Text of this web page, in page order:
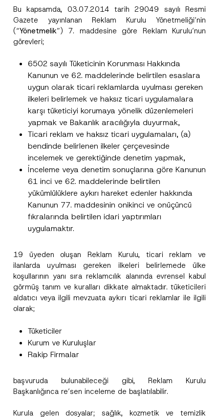
Bu kapsamda, 03.07.2014 tarih 29049 sayılı Resmi
Gazete yayınlanan Reklam Kurulu Yönetmeliği’nin
(“Yönetmelik”) 7. maddesine göre Reklam Kurulu’nun
görevleri;
6502 sayılı Tüketicinin Korunması Hakkında
Kanunun ve 62. maddelerinde belirtilen esaslara
uygun olarak ticari reklamlarda uyulması gereken
ilkeleri belirlemek ve haksız ticari uygulamalara
karşı tüketiciyi korumaya yönelik düzenlemeleri
yapmak ve Bakanlık aracılığıyla duyurmak,
Ticari reklam ve haksız ticari uygulamaları, (a)
bendinde belirlenen ilkeler çerçevesinde
incelemek ve gerektiğinde denetim yapmak,
İnceleme veya denetim sonuçlarına göre Kanunun
61 inci ve 62. maddelerinde belirtilen
yükümlülüklere aykırı hareket edenler hakkında
Kanunun 77. maddesinin onikinci ve onüçüncü
fıkralarında belirtilen idari yaptırımları
uygulamaktır.
19 üyeden oluşan Reklam Kurulu, ticari reklam ve
ilanlarda uyulması gereken ilkeleri belirlemede ülke
koşullarının yanı sıra reklamcılık alanında evrensel kabul
görmüş tanım ve kuralları dikkate almaktadır. tüketicileri
aldatıcı veya ilgili mevzuata aykırı ticari reklamlar ile ilgili
olarak;
Tüketiciler
Kurum ve Kuruluşlar
Rakip Firmalar
başvuruda bulunabileceği gibi, Reklam Kurulu
Başkanlığınca re’sen inceleme de başlatılabilir.
Kurula gelen dosyalar; sağlık, kozmetik ve temizlik